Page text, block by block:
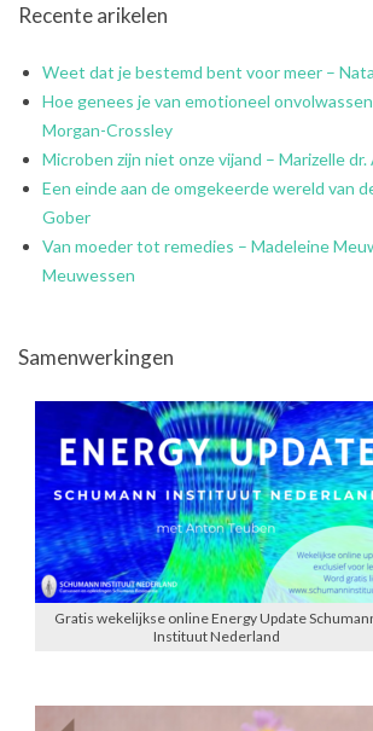
Recente arikelen
Weet dat je bestemd bent voor meer –
Hoe genees je van emotioneel
Morgan-Crossley
Microben zijn niet onze vijand – Marizelle dr.
Een einde aan de omgekeerde wereld van
Gober
Van moeder tot remedies – Madeleine
Meuwessen
Samenwerkingen
Gratis wekelijkse online Energy Update
Instituut Nederland